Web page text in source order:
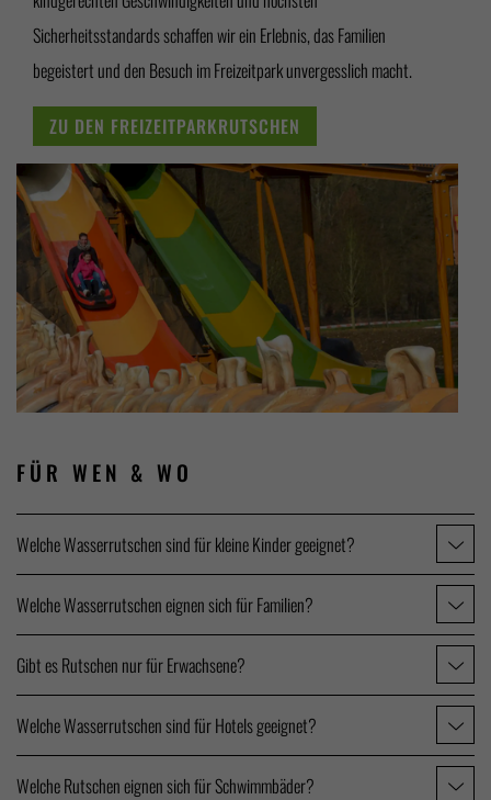
Sicherheitsstandards schaffen wir ein Erlebnis, das Familien
begeistert und den Besuch im Freizeitpark unvergesslich macht.
ZU DEN FREIZEITPARKRUTSCHEN
FÜR WEN & WO
Welche Wasserrutschen sind für kleine Kinder geeignet?
Welche Wasserrutschen eignen sich für Familien?
Gibt es Rutschen nur für Erwachsene?
Welche Wasserrutschen sind für Hotels geeignet?
Welche Rutschen eignen sich für Schwimmbäder?